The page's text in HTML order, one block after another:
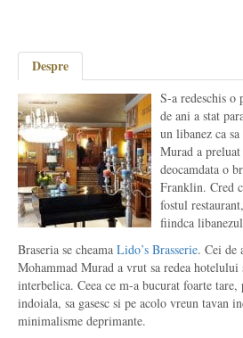
Despre
S-a redeschis o
de ani a stat
un libanez ca
Murad a
deocamdata o
Franklin. Cred
fostul
fiindca
Braseria se cheama Lido’s Brasserie. Cei de
Mohammad Murad a vrut sa redea hotelului
interbelica. Ceea ce m-a bucurat foarte
indoiala, sa gasesc si pe acolo vreun tavan
minimalisme deprimante.